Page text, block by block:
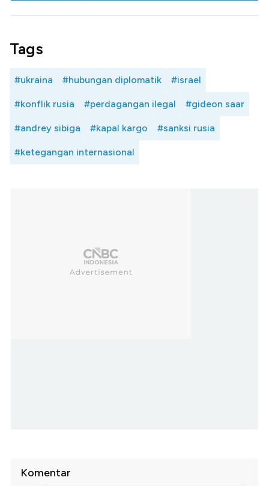
Tags
#ukraina #hubungan diplomatik #israel
#konflik rusia #perdagangan ilegal #gideon saar
#andrey sibiga #kapal kargo #sanksi rusia
#ketegangan internasional
Komentar